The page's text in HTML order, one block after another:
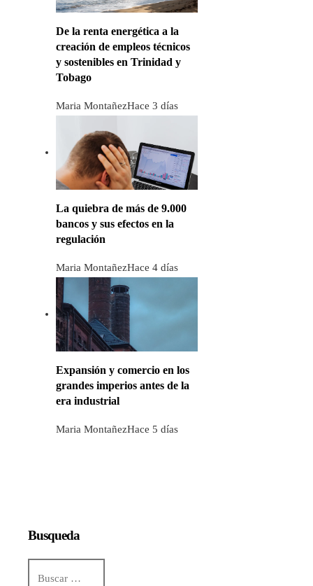
De la renta energética a la
creación de empleos técnicos
y sostenibles en Trinidad y
Tobago
Maria MontañezHace 3 días
La quiebra de más de 9.000
bancos y sus efectos en la
regulación
Maria MontañezHace 4 días
Expansión y comercio en los
grandes imperios antes de la
era industrial
Maria MontañezHace 5 días
Busqueda